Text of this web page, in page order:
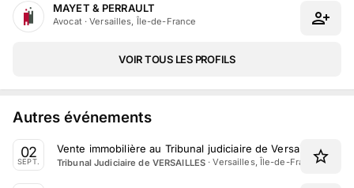
MAYET & PERRAULT
Avocat·Versailles, Île-de-France
VOIR TOUS LES PROFILS
Autres événements
02
SEPT.
Vente immobilière au Tribunal judiciaire de Versailles le 2
Tribunal Judiciaire de VERSAILLES ·Versailles, Île-de-France